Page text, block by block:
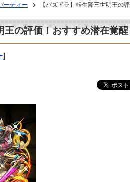
ーティー 【パズドラ】転生降三世明王の
王の評価！おすすめ潜在覚
]